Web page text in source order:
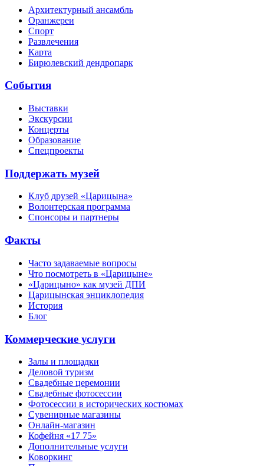
Архитектурный ансамбль
Оранжереи
Спорт
Развлечения
Карта
Бирюлевский дендропарк
События
Выставки
Экскурсии
Концерты
Образование
Спецпроекты
Поддержать музей
Клуб друзей «Царицына»
Волонтерская программа
Спонсоры и партнеры
Факты
Часто задаваемые вопросы
Что посмотреть в «Царицыне»
«Царицыно» как музей ДПИ
Царицынская энциклопедия
История
Блог
Коммерческие услуги
Залы и площадки
Деловой туризм
Свадебные церемонии
Свадебные фотосессии
Фотосессии в исторических костюмах
Сувенирные магазины
Онлайн-магазин
Кофейня «17 75»
Дополнительные услуги
Коворкинг